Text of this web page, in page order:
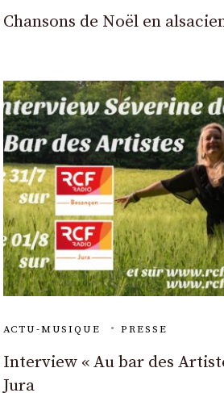
Chansons de Noël en
ACTU-MUSIQUE PRESSE
Interview « Au bar des
Jura